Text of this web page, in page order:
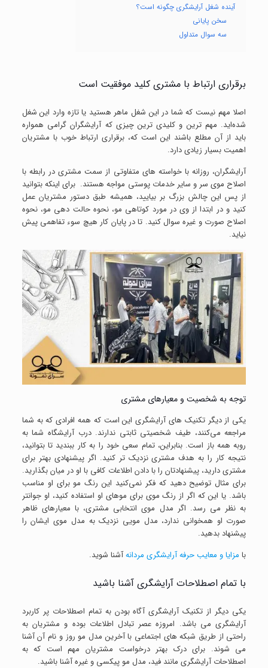
آینده شغل آرایشگری چگونه است؟
سخن پایانی
سه سوال متداول
برقراری ارتباط با مشتری کلید موفقیت است
اصلا مهم نیست که شما در این شغل ماهر هستید یا تازه وارد این شغل
شده‌اید. مهم ترین و کلیدی ترین چیزی که آرایشگران گرامی همواره
باید از آن مطلع باشند این است که، برقراری ارتباط خوب با مشتریان
اهمیت بسیار زیادی دارد.
آرایشگران، روزانه با خواسته ‌های متفاوتی از سمت مشتری در رابطه با
اصلاح موی سر و سایر خدمات پوستی مواجه هستند. برای اینکه بتوانید
از پس این چالش بزرگ بر بیایید، همیشه طبق دستور مشتریان عمل
کنید و در ابتدا از وی در مورد کوتاهی مو، نحوه حالت دهی مو، نحوه
اصلاح صورت و غیره سوال کنید. تا در پایان کار هیچ سوء تفاهمی پیش
نیاید.
توجه به شخصیت و معیار‌های مشتری
یکی از دیگر تکنیک ‌های آرایشگری این است که همه افرادی که به شما
مراجعه می‌کنند، طیف شخصیتی ثابتی ندارند. درب آرایشگاه شما به
روبه همه باز است. بنابراین، تمام سعی خود را به کار ببندید تا بتوانید،
نتیجه کار را به هدف مشتری نزدیک تر کنید. اگر پیشنهادی بهتر برای
مشتری دارید، پیشنهادتان را با دادن اطلاعات کافی با او در میان بگذارید.
برای مثال توضیح دهید که فکر نمی‌کنید این رنگ مو برای او مناسب
باشد. یا این که اگر از رنگ موی برای موهای او استفاده کنید، او جوانتر
به نظر می ‌رسد. اگر مدل موی انتخابی مشتری، با معیار‌های ظاهر
صورت او همخوانی ندارد، مدل مویی نزدیک به مدل موی ایشان را
پیشنهاد بدهید.
با مزایا و معایب حرفه آرایشگری مردانهآشنا شوید.
با تمام اصطلاحات آرایشگری آشنا باشید
یکی دیگر از تکنیک آرایشگری آگاه بودن به تمام اصطلاحات پر کاربرد
آرایشگری می‌ باشد. امروزه عصر تبادل اطلاعات بوده و مشتریان به
راحتی از طریق شبکه‌ های اجتماعی با آخرین مدل مو روز و نام آن آشنا
می‌ شوند. برای درک بهتر درخواست مشتریان مهم است که به
اصطلاحات آرایشگری مانند فید، مدل مو پیکسی و غیره آشنا باشید.